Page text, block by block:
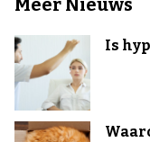
Meer Nieuws
Is